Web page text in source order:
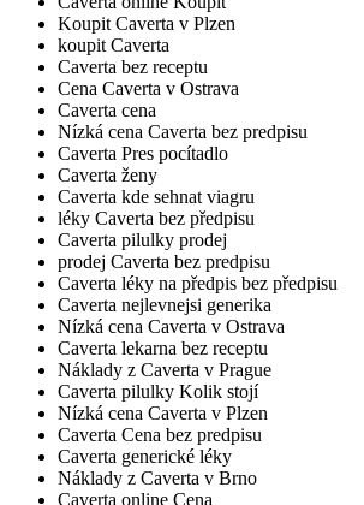
Koupit Caverta v Plzen
koupit Caverta
Caverta bez receptu
Cena Caverta v Ostrava
Caverta cena
Nízká cena Caverta bez predpisu
Caverta Pres pocítadlo
Caverta ženy
Caverta kde sehnat viagru
léky Caverta bez předpisu
Caverta pilulky prodej
prodej Caverta bez predpisu
Caverta léky na předpis bez předpisu
Caverta nejlevnejsi generika
Nízká cena Caverta v Ostrava
Caverta lekarna bez receptu
Náklady z Caverta v Prague
Caverta pilulky Kolik stojí
Nízká cena Caverta v Plzen
Caverta Cena bez predpisu
Caverta generické léky
Náklady z Caverta v Brno
Caverta online Cena